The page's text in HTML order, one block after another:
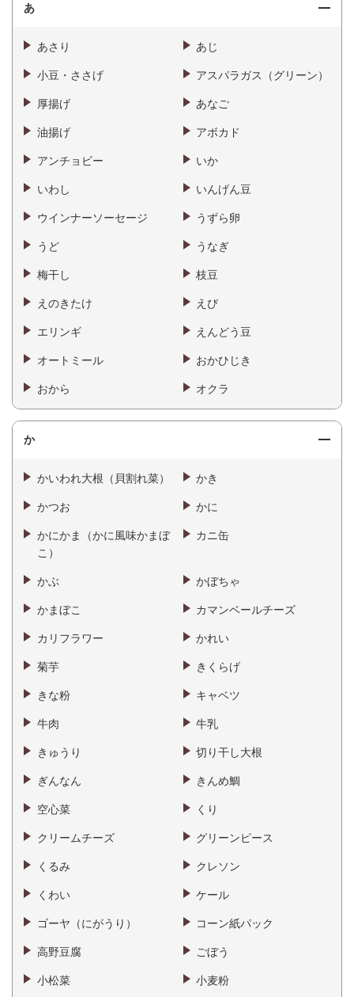
あ
あさり あじ
小豆・ささげ アスパラガス（グリーン）
厚揚げ あなご
油揚げ アボカド
アンチョビー いか
いわし いんげん豆
ウインナーソーセージ うずら卵
うど うなぎ
梅干し 枝豆
えのきたけ えび
エリンギ えんどう豆
オートミール おかひじき
おから オクラ
か
かいわれ大根（貝割れ菜） かき
かつお かに
かにかま（かに風味かまぼ
こ）
カニ缶
かぶ かぼちゃ
かまぼこ カマンベールチーズ
カリフラワー かれい
菊芋 きくらげ
きな粉 キャベツ
牛肉 牛乳
きゅうり 切り干し大根
ぎんなん きんめ鯛
空心菜 くり
クリームチーズ グリーンピース
くるみ クレソン
くわい ケール
ゴーヤ（にがうり） コーン紙パック
高野豆腐 ごぼう
小松菜 小麦粉